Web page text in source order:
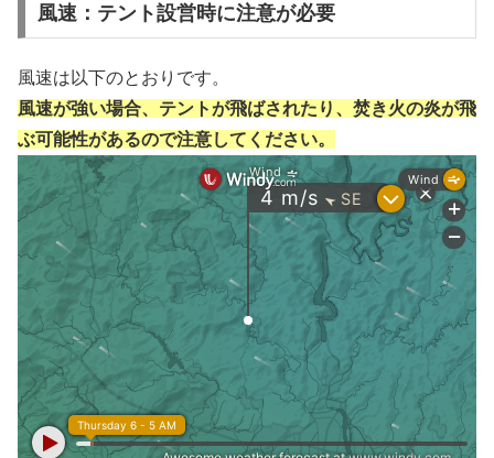
風速：テント設営時に注意が必要
風速は以下のとおりです。
風速が強い場合、テントが飛ばされたり、焚き火の炎が飛
ぶ可能性があるので注意してください。